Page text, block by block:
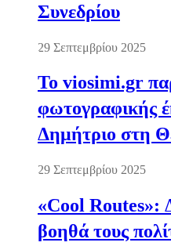
Συνεδρίου
29 Σεπτεμβρίου 2025
Το viosimi.gr
φωτογραφικής
Δημήτριο στη
29 Σεπτεμβρίου 2025
«Cool Routes»:
βοηθά τους